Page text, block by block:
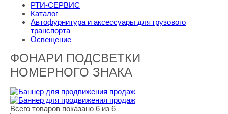
РТИ-СЕРВИС
Каталог
Автофурнитура и аксессуары для грузового
транспорта
Освещение
ФОНАРИ ПОДСВЕТКИ
НОМЕРНОГО ЗНАКА
Всего товаров показано 6 из 6